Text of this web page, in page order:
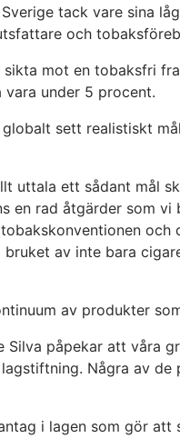
tack vare sina
och
mot en tobaksfri
under 5 procent.
sett realistiskt
uttala ett sådant mål
en rad åtgärder som
av inte bara
av produkter
Silva påpekar att våra
Några av
i lagen som gör